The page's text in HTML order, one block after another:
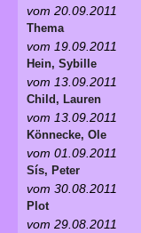
vom 20.09.2011
Thema
vom 19.09.2011
Hein, Sybille
vom 13.09.2011
Child, Lauren
vom 13.09.2011
Könnecke, Ole
vom 01.09.2011
Sís, Peter
vom 30.08.2011
Plot
vom 29.08.2011